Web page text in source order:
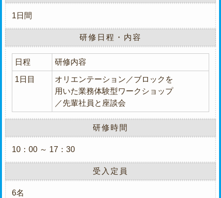
1日間
研修日程・内容
日程 研修内容
1日目
オリエンテーション／ブロックを
用いた業務体験型ワークショップ
／先輩社員と座談会
研修時間
10：00 ～ 17：30
受入定員
6名